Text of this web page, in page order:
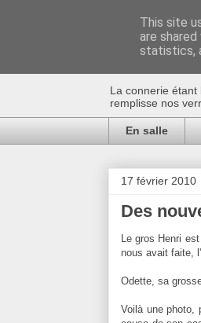
Au
La connerie
remplisse nos
En salle
17 février 2010
Des
Le gros Henri
nous avait faite,
Odette, sa
Voilà une photo,
This site
are
statistics,